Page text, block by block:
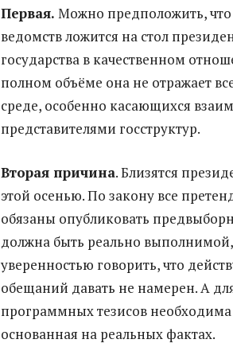
Первая. Можно предположить,
ведомств ложится на стол
государства в качественном
полном объёме она не отражает
среде, особенно касающихся
представителями госструктур.
Вторая причина. Близятся
этой осенью. По закону все
обязаны опубликовать
должна быть реально
уверенностью говорить, что
обещаний давать не намерен. А
программных тезисов
основанная на реальных фактах.